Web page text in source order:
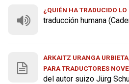
¿QUIÉN HA TRADUCIDO LO
traducción humana
ARKAITZ URANGA
PARA TRADUCTORES
del autor suizo Jürg